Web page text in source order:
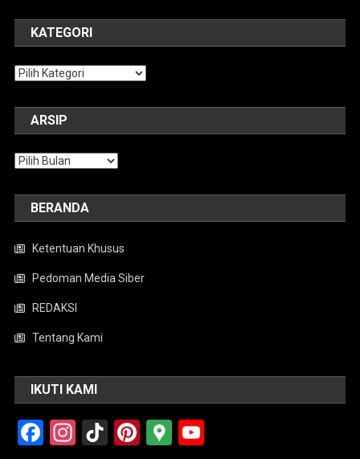
KATEGORI
Kategori
ARSIP
Arsip
BERANDA
Ketentuan Khusus
Pedoman Media Siber
REDAKSI
Tentang Kami
IKUTI KAMI
Facebook
Instagram
TikTokPinterest
Google